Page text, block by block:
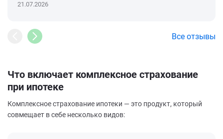
21.07.2026
Все отзывы
Что включает комплексное страхование
при ипотеке
Комплексное страхование ипотеки — это продукт, который
совмещает в себе несколько видов: